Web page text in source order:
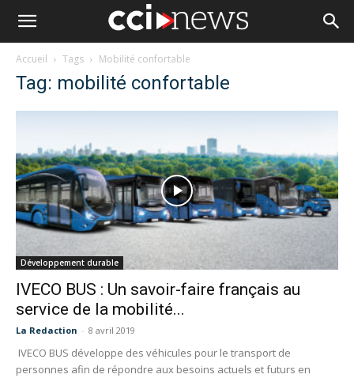
Accueil Tags Mobilité confortable
Tag: mobilité confortable
Développement durable
IVECO BUS : Un savoir-faire français au
service de la mobilité...
La Redaction - 8 avril 2019
IVECO BUS développe des véhicules pour le transport de
personnes afin de répondre aux besoins actuels et futurs en